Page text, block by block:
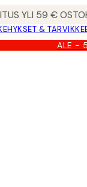
YLI 59 €
&
ALE -